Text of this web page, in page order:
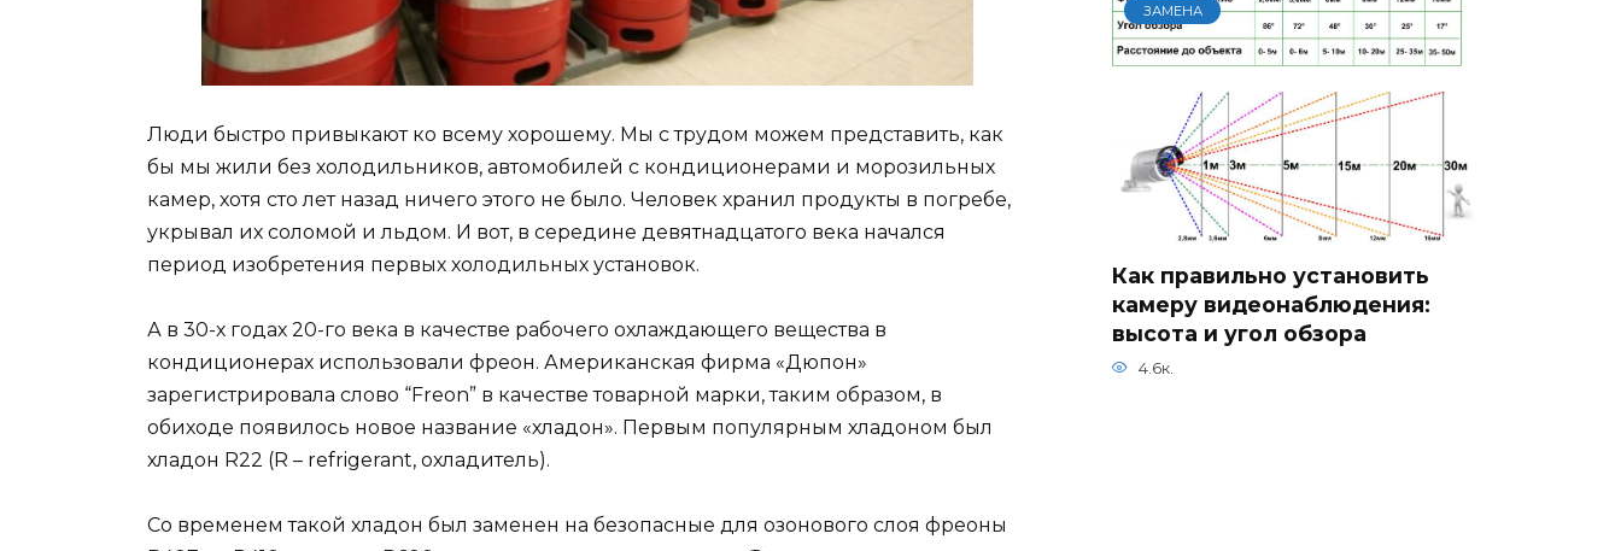
Люди быстро привыкают ко всему хорошему. Мы с трудом можем представить, как
бы мы жили без холодильников, автомобилей с кондиционерами и морозильных
камер, хотя сто лет назад ничего этого не было. Человек хранил продукты в погребе,
укрывал их соломой и льдом. И вот, в середине девятнадцатого века начался
период изобретения первых холодильных установок.
А в 30-х годах 20-го века в качестве рабочего охлаждающего вещества в
кондиционерах использовали фреон. Американская фирма «Дюпон»
зарегистрировала слово “Freon” в качестве товарной марки, таким образом, в
обиходе появилось новое название «хладон». Первым популярным хладоном был
хладон R22 (R – refrigerant, охладитель).
Со временем такой хладон был заменен на безопасные для озонового слоя фреоны
ЗАМЕНА
Как правильно установить
камеру видеонаблюдения:
высота и угол обзора
4.6к.